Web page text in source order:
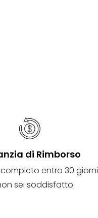
di Rimborso
entro 30 giorni
sei soddisfatto.